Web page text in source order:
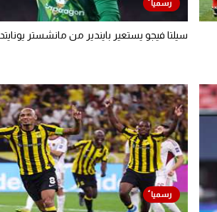
سيلتا فيجو يستعير بايندير من مانشستر يونايتد